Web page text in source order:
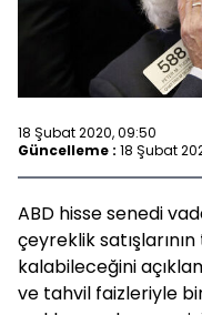
18 Şubat 2020, 09:50
Güncelleme : 18 Şubat
ABD hisse senedi
çeyreklik
kalabileceğini
ve tahvil faizleriyle